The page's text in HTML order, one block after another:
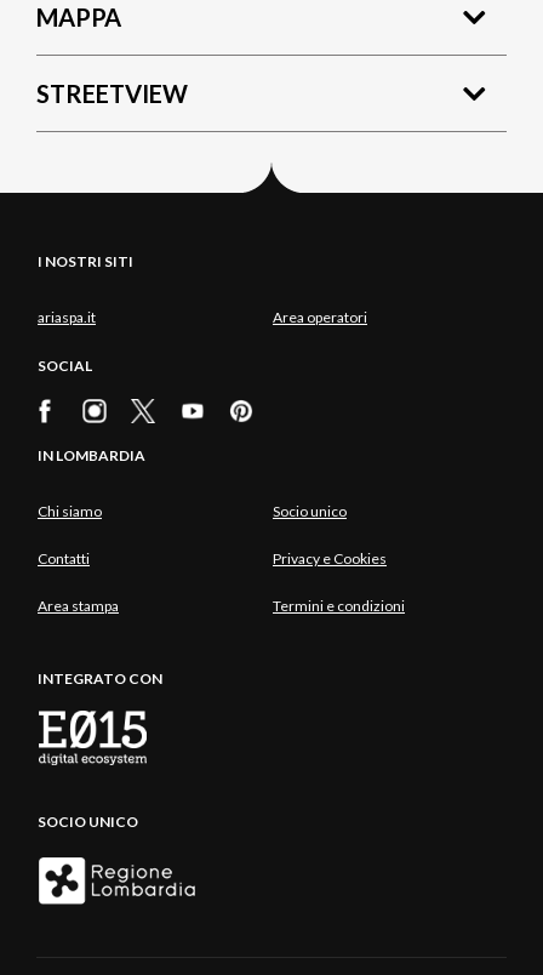
MAPPA
STREETVIEW
I NOSTRI SITI
ariaspa.it Area operatori
SOCIAL
IN LOMBARDIA
Chi siamo Socio unico
Contatti Privacy e Cookies
Area stampa Termini e condizioni
INTEGRATO CON
SOCIO UNICO